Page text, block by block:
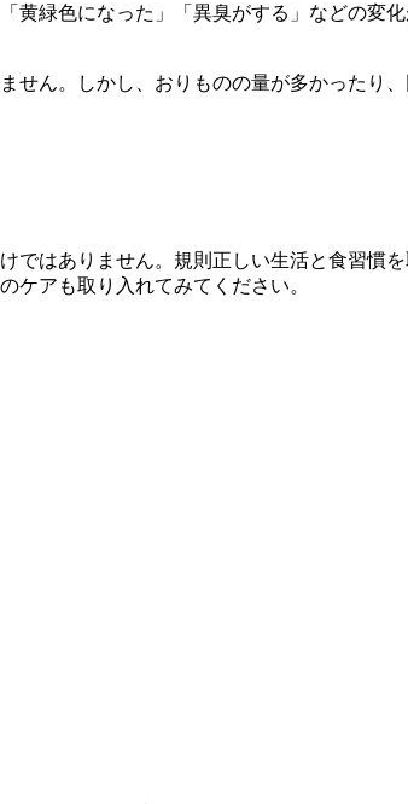
緑色になった」「異臭がする」などの変
ん。しかし、おりものの量が多かったり
はありません。規則正しい生活と食習慣
ケアも取り入れてみてください。